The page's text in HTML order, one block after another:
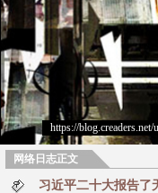
https://blog.creaders.net/
网络日志正文
习近平二十大报告了